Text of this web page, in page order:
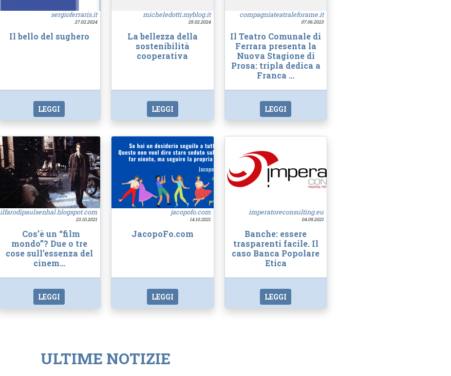
sergioferraris.it
27.02.2024
Il bello del sughero
LEGGI
micheledotti.myblog.it
25.02.2024
La bellezza della
sostenibilità
cooperativa
LEGGI
compagniateatraleforame.it
07.06.2023
Il Teatro Comunale di
Ferrara presenta la
Nuova Stagione di
Prosa: tripla dedica a
Franca …
LEGGI
ilfarodipaulsenhal.blogspot.com
23.10.2021
Cos’è un “film
mondo”? Due o tre
cose sull’essenza del
cinem…
LEGGI
jacopofo.com
14.10.2021
JacopoFo.com
LEGGI
imperatoreconsulting.eu
04.09.2021
Banche: essere
trasparenti facile. Il
caso Banca Popolare
Etica
LEGGI
ULTIME NOTIZIE